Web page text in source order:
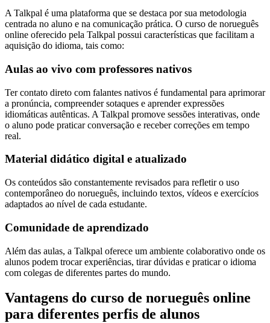
A Talkpal é uma plataforma que se destaca por sua metodologia
centrada no aluno e na comunicação prática. O curso de norueguês
online oferecido pela Talkpal possui características que facilitam a
aquisição do idioma, tais como:
Aulas ao vivo com professores nativos
Ter contato direto com falantes nativos é fundamental para aprimorar
a pronúncia, compreender sotaques e aprender expressões
idiomáticas autênticas. A Talkpal promove sessões interativas, onde
o aluno pode praticar conversação e receber correções em tempo
real.
Material didático digital e atualizado
Os conteúdos são constantemente revisados para refletir o uso
contemporâneo do norueguês, incluindo textos, vídeos e exercícios
adaptados ao nível de cada estudante.
Comunidade de aprendizado
Além das aulas, a Talkpal oferece um ambiente colaborativo onde os
alunos podem trocar experiências, tirar dúvidas e praticar o idioma
com colegas de diferentes partes do mundo.
Vantagens do curso de norueguês online
para diferentes perfis de alunos